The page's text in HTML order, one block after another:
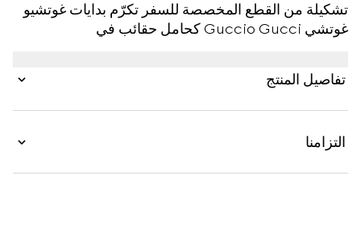
تشكيلة من القطع المخصصة للسفر تكرّم بدايات غوتشيو
غوتشي Guccio Gucci كحامل حقائب في
فينتاج والأسلوب العصري من خلال عناصر التصميم
المستوحاة من الأرشيف. يدمج التصميم بين شريط ويب
المتميّز والمختلف، بينما يسهّل مقبض علوي حمل الحقيبة.
تفاصيل المنتج
التزامنا